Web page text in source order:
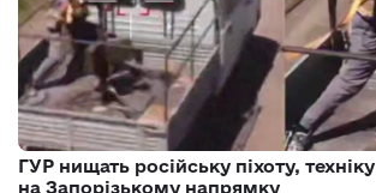
ГУР нищать російську піхоту,
на Запорізькому напрямку